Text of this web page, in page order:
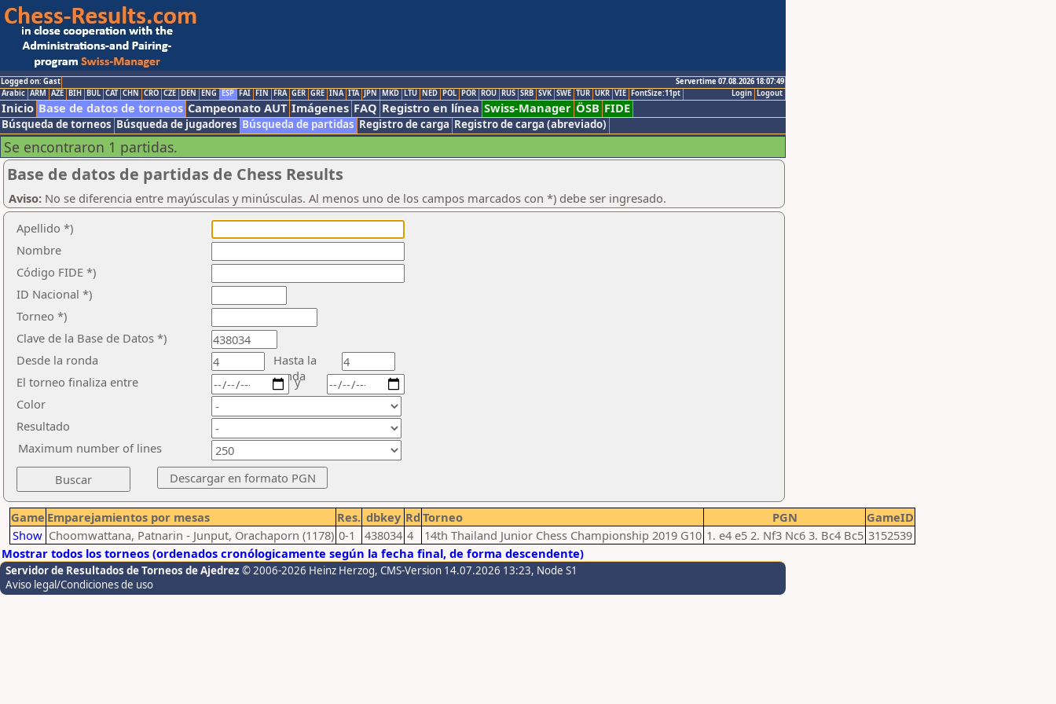
Logged on: Gast
Servertime 07.08.2026 18:07:49
Logout
Login
Arabic ARM AZE BIH BUL CAT CHN CRO CZE DEN ENG ESP FAI FIN FRA GER GRE INA ITA JPN MKD LTU NED POL POR ROU RUS SRB SVK SWE TUR UKR VIE FontSize:11pt
Inicio Base de datos de torneos Campeonato AUT Imágenes FAQ Registro en línea Swiss-Manager ÖSB FIDE
Búsqueda de torneos Búsqueda de jugadores Búsqueda de partidas Registro de carga Registro de carga (abreviado)
Se encontraron 1 partidas.
Base de datos de partidas de Chess Results
Aviso: No se diferencia entre mayúsculas y minúsculas. Al menos uno de los campos marcados con *) debe ser ingresado.
Apellido *)
Nombre
Código FIDE *)
ID Nacional *)
Torneo *)
Clave de la Base de Datos *)
Desde la ronda
Hasta la
ronda
El torneo finaliza entre
Color
Resultado
y
Maximum number of lines
Game Emparejamientos por mesas Res. dbkey Rd Torneo PGN
GameID
Show Choomwattana, Patnarin - Junput, Orachaporn (1178) 0-1 438034 4 14th Thailand Junior Chess Championship 2019 G10 1. e4 e5 2. Nf3 Nc6 3. Bc4 Bc5 3152539
Mostrar todos los torneos (ordenados cronólogicamente según la fecha final, de forma descendente)
Servidor de Resultados de Torneos de Ajedrez © 2006-2026 Heinz Herzog, CMS-Version 14.07.2026 13:23, Node S1
Aviso legal/Condiciones de uso